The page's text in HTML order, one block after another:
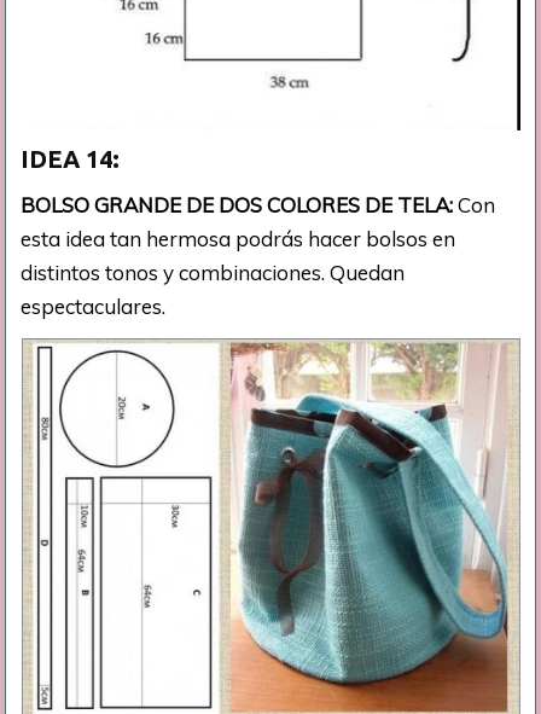
IDEA 14:
BOLSO GRANDE DE DOS COLORES DE TELA:Con
esta idea tan hermosa podrás hacer bolsos en
distintos tonos y combinaciones. Quedan
espectaculares.